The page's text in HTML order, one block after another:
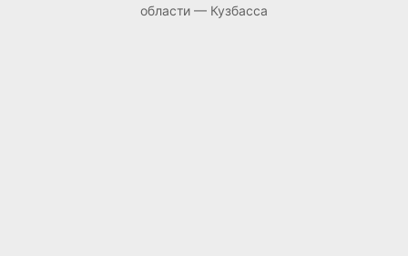
области — Кузбасса